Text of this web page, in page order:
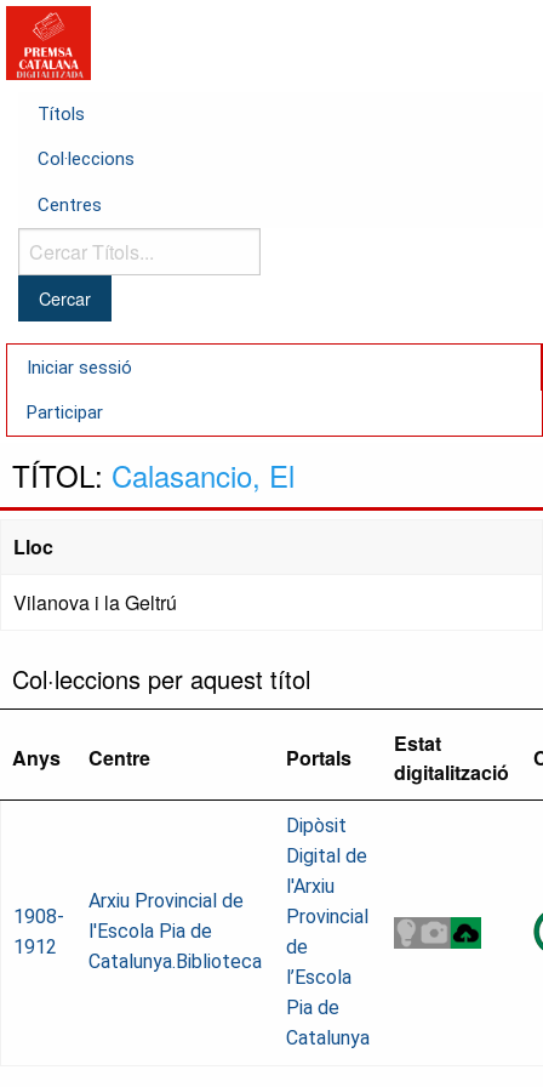
Títols
Col·leccions
Centres
Cercar
Títols...
Iniciar sessió
Participar
TÍTOL: Calasancio, El
Lloc
Vilanova i la Geltrú
Col·leccions per aquest títol
Anys Centre Portals
Estat
digitalització
1908-
1912
Arxiu Provincial de
l'Escola Pia de
Catalunya.Biblioteca
Dipòsit
Digital de
l'Arxiu
Provincial
de
l’Escola
Pia de
Catalunya